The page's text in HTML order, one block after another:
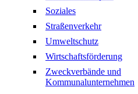
Soziales
Straßenverkehr
Umweltschutz
Wirtschaftsförderung
Zweckverbände und
Kommunalunternehmen